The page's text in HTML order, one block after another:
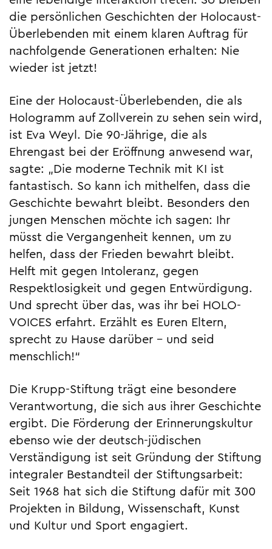
die persönlichen Geschichten der Holocaust-
Überlebenden mit einem klaren Auftrag für
nachfolgende Generationen erhalten: Nie
wieder ist jetzt!
Eine der Holocaust-Überlebenden, die als
Hologramm auf Zollverein zu sehen sein wird,
ist Eva Weyl. Die 90-Jährige, die als
Ehrengast bei der Eröffnung anwesend war,
sagte: „Die moderne Technik mit KI ist
fantastisch. So kann ich mithelfen, dass die
Geschichte bewahrt bleibt. Besonders den
jungen Menschen möchte ich sagen: Ihr
müsst die Vergangenheit kennen, um zu
helfen, dass der Frieden bewahrt bleibt.
Helft mit gegen Intoleranz, gegen
Respektlosigkeit und gegen Entwürdigung.
Und sprecht über das, was ihr bei HOLO-
VOICES erfahrt. Erzählt es Euren Eltern,
sprecht zu Hause darüber – und seid
menschlich!“
Die Krupp-Stiftung trägt eine besondere
Verantwortung, die sich aus ihrer Geschichte
ergibt. Die Förderung der Erinnerungskultur
ebenso wie der deutsch-jüdischen
Verständigung ist seit Gründung der Stiftung
integraler Bestandteil der Stiftungsarbeit:
Seit 1968 hat sich die Stiftung dafür mit 300
Projekten in Bildung, Wissenschaft, Kunst
und Kultur und Sport engagiert.